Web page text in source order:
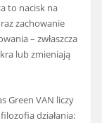
to nacisk na
zachowanie
– zwłaszcza
lub zmieniają
Green VAN liczy
działania: